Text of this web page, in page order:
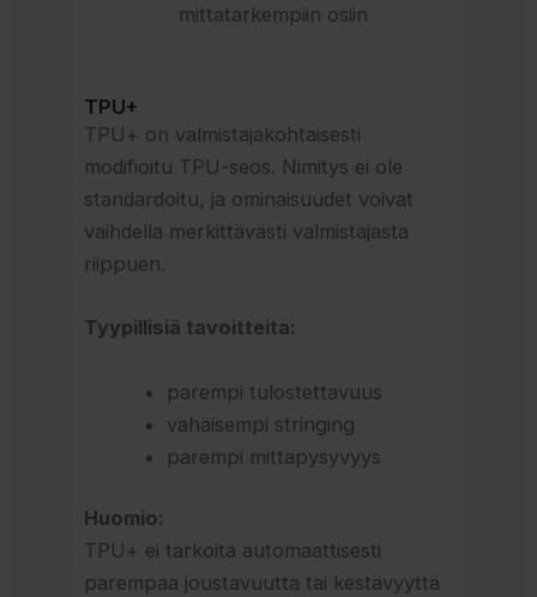
mittatarkempiin osiin
TPU+
TPU+ on valmistajakohtaisesti
modifioitu TPU-seos. Nimitys ei ole
standardoitu, ja ominaisuudet voivat
vaihdella merkittävästi valmistajasta
riippuen.
Tyypillisiä tavoitteita:
parempi tulostettavuus
vähäisempi stringing
parempi mittapysyvyys
Huomio:
TPU+ ei tarkoita automaattisesti
parempaa joustavuutta tai kestävyyttä